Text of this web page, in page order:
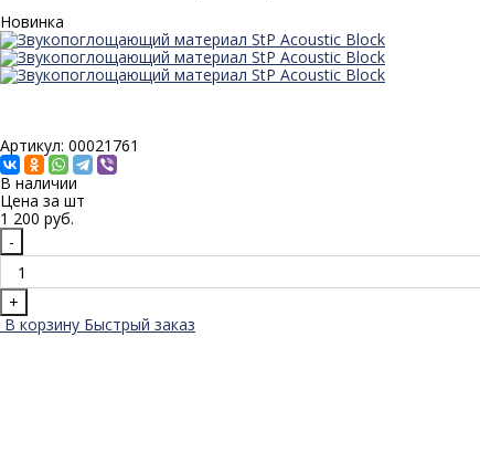
Новинка
Артикул: 00021761
В наличии
Цена за шт
1 200 руб.
-
+
В корзину Быстрый заказ